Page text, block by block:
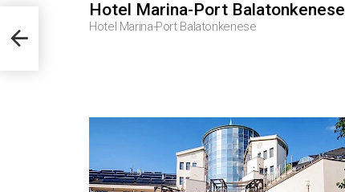
Hotel Marina-Port Balatonkenese
Hotel Marina-Port Balatonkenese